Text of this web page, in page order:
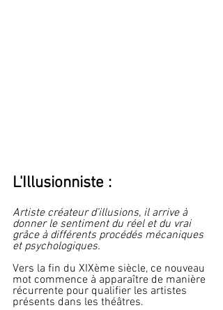
L'Illusionniste :
Artiste créateur d’illusions, il arrive à
donner le sentiment du réel et du vrai
grâce à différents procédés mécaniques
et psychologiques.
Vers la fin du XIXème siècle, ce nouveau
mot commence à apparaître de manière
récurrente pour qualifier les artistes
présents dans les théâtres.